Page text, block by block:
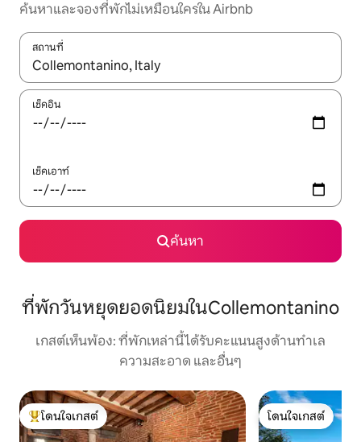
ค้นหาและจองที่พักไม่เหมือนใครใน Airbnb
สถานที่
ใช้ลูกศรขึ้นลง หรือใช้การสัมผัสหรือปัด เพื่อสำรวจผลการค้นหา
เช็คอิน
เช็คเอาท์
ค้นหา
ที่พักวันหยุดยอดนิยมในCollemontanino
เกสต์เห็นพ้อง: ที่พักเหล่านี้ได้รับคะแนนสูงด้านทำเล
ความสะอาด และอื่นๆ
โดนใจเกสต์ที่สุด
โดนใจเกสต์
โดนใจเกสต์
โดนใจเกสต์